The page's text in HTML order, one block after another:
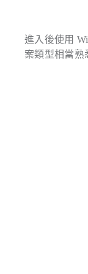
進入後使用
案類型相當熟